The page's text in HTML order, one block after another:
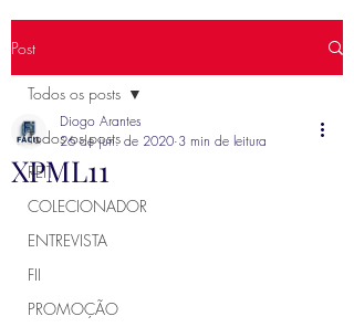
Post
Todos os posts
REIT
COLECIONADOR
ENTREVISTA
FII
PROMOÇÃO
Todos os posts
XPML11
Diogo Arantes
26 de jun. de 2020 3 min de leitura